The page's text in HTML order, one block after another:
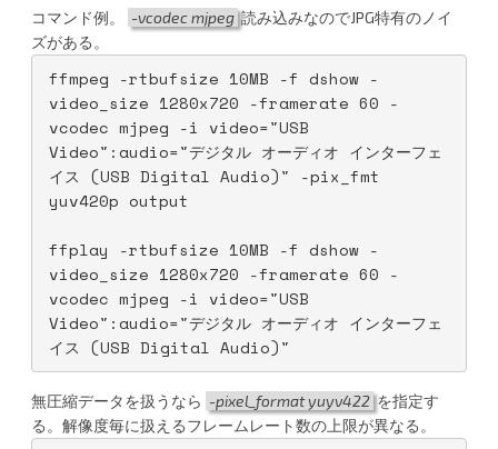
コマンド例。 -vcodec mjpeg 読み込みなのでJPG特有のノイ
ズがある。
ffmpeg -rtbufsize 10MB -f dshow -
video_size 1280x720 -framerate 60 -
vcodec mjpeg -i video="USB
Video":audio="デジタル オーディオ インターフェ
イス (USB Digital Audio)" -pix_fmt
yuv420p output
ffplay -rtbufsize 10MB -f dshow -
video_size 1280x720 -framerate 60 -
vcodec mjpeg -i video="USB
Video":audio="デジタル オーディオ インターフェ
イス (USB Digital Audio)"
無圧縮データを扱うなら -pixel_format yuyv422 を指定す
る。解像度毎に扱えるフレームレート数の上限が異なる。